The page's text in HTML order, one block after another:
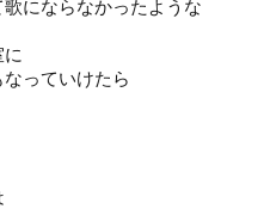
にならなかったような
なっていけたら